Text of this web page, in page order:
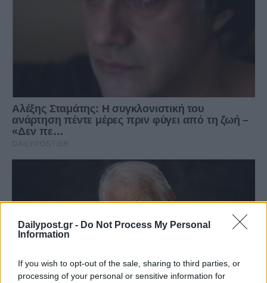
Dailypost.gr - Do Not Process My Personal
Information
If you wish to opt-out of the sale, sharing to third parties, or
processing of your personal or sensitive information for